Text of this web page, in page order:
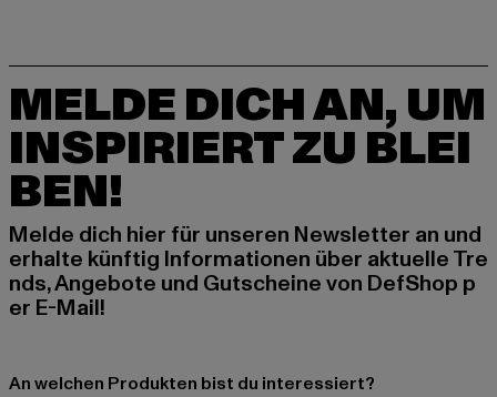
MELDE DICH AN, UM
INSPIRIERT ZU BLEI
BEN!
Melde dich hier für unseren Newsletter an und
erhalte künftig Informationen über aktuelle Tre
nds, Angebote und Gutscheine von DefShop p
er E-Mail!
An welchen Produkten bist du interessiert?